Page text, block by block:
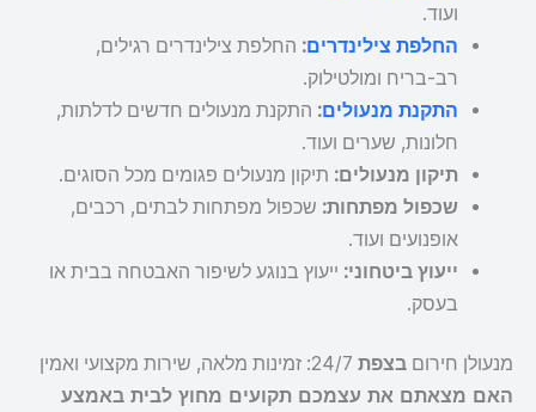
ועוד.
החלפת צילינדרים: החלפת צילינדרים רגילים,
רב-בריח ומולטילוק.
התקנת מנעולים: התקנת מנעולים חדשים לדלתות,
חלונות, שערים ועוד.
תיקון מנעולים: תיקון מנעולים פגומים מכל הסוגים.
שכפול מפתחות: שכפול מפתחות לבתים, רכבים,
אופנועים ועוד.
ייעוץ ביטחוני: ייעוץ בנוגע לשיפור האבטחה בבית או
בעסק.
מנעולן חירום בצפת 24/7: זמינות מלאה, שירות מקצועי ואמין
האם מצאתם את עצמכם תקועים מחוץ לבית באמצע